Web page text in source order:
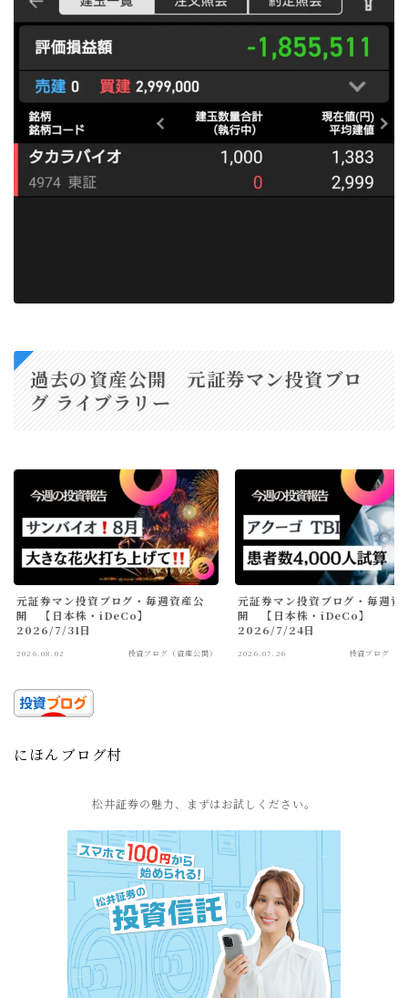
過去の資産公開 元証券マン投資ブロ
グ ライブラリー
元証券マン投資ブログ・毎週資産公
開 【日本株・iDeCo】
2026/7/31日
2026.08.02 投資ブログ（資産公開）
元証券マン投資ブログ・毎週資
開 【日本株・iDeCo】
2026/7/24日
2026.07.26 投資ブログ（
にほんブログ村
松井証券の魅力、まずはお試しください。